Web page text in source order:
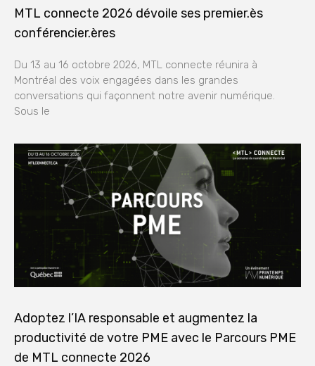
MTL connecte 2026 dévoile ses premier.ès
conférencier.ères
Du 13 au 16 octobre 2026, MTL connecte réunira à
Montréal des voix engagées dans les grandes
conversations qui façonnent notre avenir numérique.
Sous le
Adoptez l’IA responsable et augmentez la
productivité de votre PME avec le Parcours PME
de MTL connecte 2026